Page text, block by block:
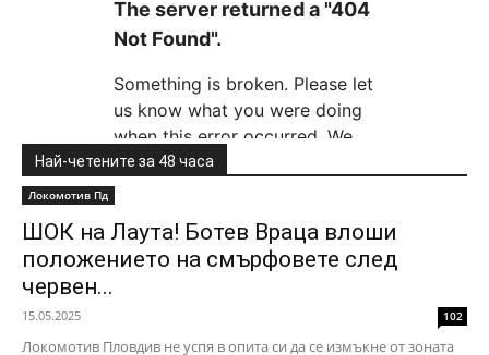
Най-четените за 48 часа
Локомотив Пд
ШОК на Лаута! Ботев Враца влоши
положението на смърфовете след
червен...
15.05.2025 102
Локомотив Пловдив не успя в опита си да се измъкне от зоната